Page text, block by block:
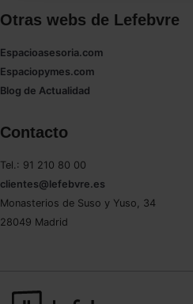
navegador. Si no
Saber más acerca de las
Otras webs de Lefebvre
Espacioasesoria.com
Espaciopymes.com
Blog de Actualidad
Contacto
Tel.: 91 210 80 00
clientes@lefebvre.es
Monasterios de Suso y Yuso, 34
28049 Madrid